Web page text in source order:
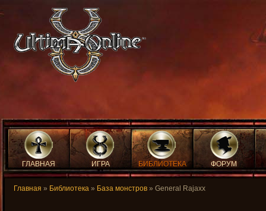
ГЛАВНАЯ ИГРА БИБЛИОТЕКА ФОРУМ
Главная » Библиотека » База монстров » General Rajaxx